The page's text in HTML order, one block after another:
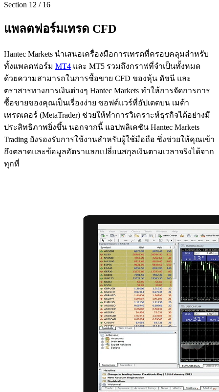
Section 12 / 16
แพลตฟอร์มเทรด CFD
Hantec Markets นำเสนอเครื่องมือการเทรดที่ครอบคลุมสำหรับ
ทั้งแพลตฟอร์ม MT4 และ MT5 รวมถึงกราฟที่จำเป็นทั้งหมด
ด้วยความสามารถในการซื้อขาย CFD ของหุ้น ดัชนี และ
ตราสารทางการเงินต่างๆ Hantec Markets ทำให้การจัดการการ
ซื้อขายของคุณเป็นเรื่องง่าย ซอฟต์แวร์ที่อัปเดตบน เมต้า
เทรดเดอร์ (MetaTrader) ช่วยให้ทำการวิเคราะห์ธุรกิจได้อย่างมี
ประสิทธิภาพยิ่งขึ้น นอกจากนี้ แอปพลิเคชัน Hantec Markets
Trading ยังรองรับการใช้งานสำหรับผู้ใช้มือถือ ซึ่งช่วยให้คุณเข้า
ถึงตลาดและข้อมูลอัตราแลกเปลี่ยนสกุลเงินตามเวลาจริงได้จาก
ทุกที่